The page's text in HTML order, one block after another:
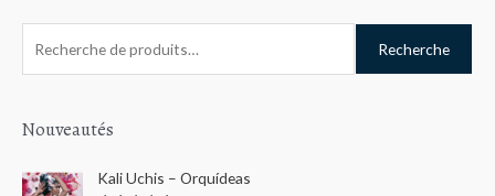
h
r
Recherche
Nouveautés
Kali Uchis – Orquídeas